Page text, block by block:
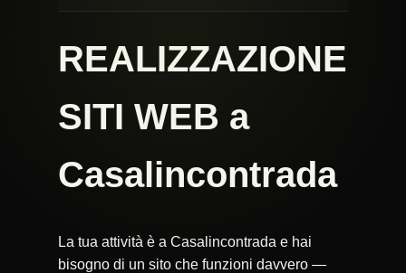
REALIZZAZIONE
SITI WEB a
Casalincontrada
La tua attività è a Casalincontrada e hai
bisogno di un sito che funzioni davvero —